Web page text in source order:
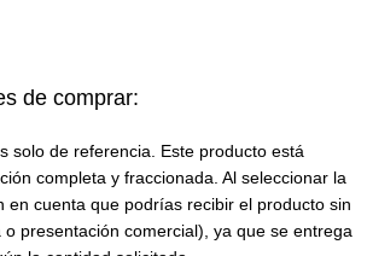
de comprar:
solo de referencia. Este producto está
completa y fraccionada. Al seleccionar la
en cuenta que podrías recibir el producto sin
presentación comercial), ya que se entrega